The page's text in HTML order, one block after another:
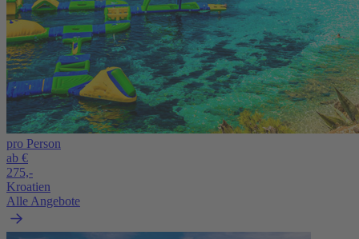
pro Person
ab €
275,-
Kroatien
Alle Angebote